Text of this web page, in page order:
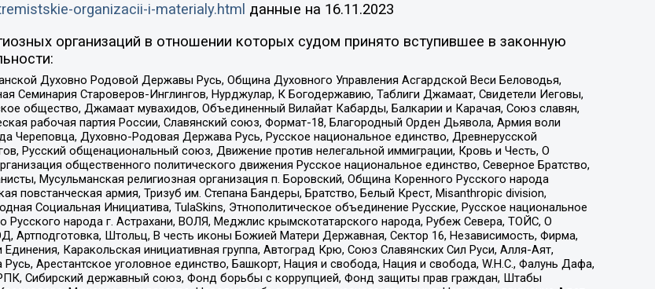
organizacii-i-materialy.html данные на 16.11.2023
организаций в отношении которых судом принято вступившее в законную
Духовно Родовой Державы Русь, Община Духовного Управления Асгардской Веси Беловодья,
Семинария Староверов-Инглингов, Нурджулар, К Богодержавию, Таблиги Джамаат, Свидетели Иеговы,
общество, Джамаат мувахидов, Объединенный Вилайат Кабарды, Балкарии и Карачая, Союз славян,
рабочая партия России, Славянский союз, Формат-18, Благородный Орден Дьявола, Армия воли
Череповца, Духовно-Родовая Держава Русь, Русское национальное единство, Древнерусской
Русский общенациональный союз, Движение против нелегальной иммиграции, Кровь и Честь, О
общественного политического движения Русское национальное единство, Северное Братство,
Мусульманская религиозная организация п. Боровский, Община Коренного Русского народа
повстанческая армия, Тризуб им. Степана Бандеры, Братство, Белый Крест, Misanthropic division,
Социальная Инициатива, TulaSkins, Этнополитическое объединение Русские, Русское национальное
народа г. Астрахани, ВОЛЯ, Меджлис крымскотатарского народа, Рубеж Севера, ТОЙС, О
Артподготовка, Штольц, В честь иконы Божией Матери Державная, Сектор 16, Независимость, Фирма,
Каракольская инициативная группа, Автоград Крю, Союз Славянских Сил Руси, Алля-Аят,
Арестантское уголовное единство, Башкорт, Нация и свобода, Нация и свобода, W.H.С., Фалунь Дафа,
Сибирский державный союз, Фонд борьбы с коррупцией, Фонд защиты прав граждан, Штабы